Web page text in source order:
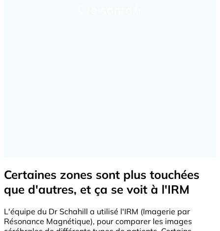
Certaines zones sont plus touchées
que d'autres, et ça se voit à l'IRM
L'équipe du Dr Schahill a utilisé l'IRM (Imagerie par
Résonance Magnétique), pour comparer les images